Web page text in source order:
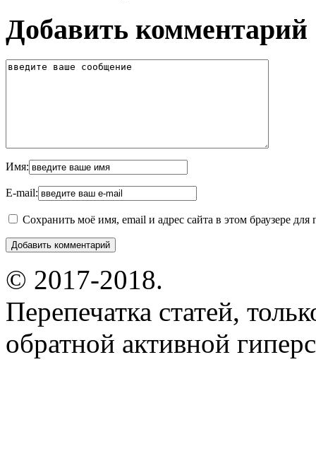
Добавить комментарий
Имя:
E-mail:
Сохранить моё имя, email и адрес сайта в этом браузере
© 2017-2018.
Перепечатка статей,
обратной активной